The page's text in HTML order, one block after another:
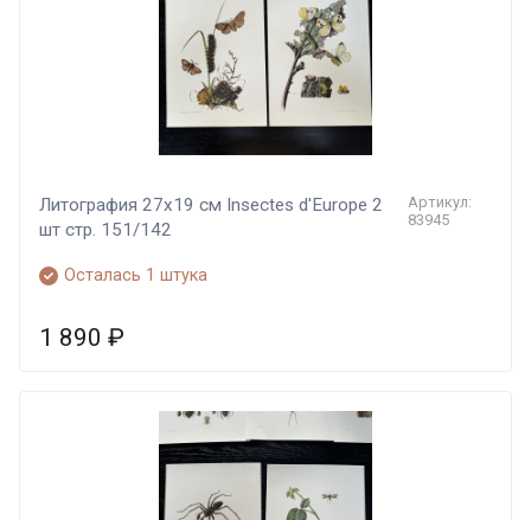
Литография 27х19 см Insectes d'Europe 2
шт стр. 151/142
Артикул:
83945
Осталась 1 штука
1 890 ₽